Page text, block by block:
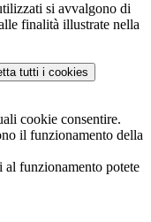
si avvalgono di
finalità illustrate nella
tutti i cookies
cookie consentire.
il funzionamento della
al funzionamento potete